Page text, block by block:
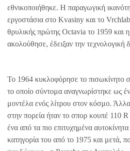
εθνικοποιήθηκε. Η παραγωγική
εργοστάσια στο Kvasiny και το
θρυλικής πρώτης Octavia το 1959 και
ακολούθησε, έδειξαν την τεχνολογική
Το 1964 κυκλοφόρησε το πισωκίνητο
το οποίο σύντομα αναγνωρίστηκε ως
μοντέλα ενός λίτρου στον κόσμο.
στην πορεία ήταν το σπορ κουπέ 110
ένα από τα πιο επιτυχημένα
κατηγορία του από το 1975 και μετά,